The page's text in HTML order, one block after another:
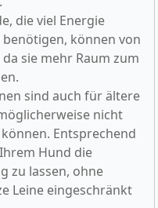
die viel Energie
können von
sie mehr Raum zum
sind auch für ältere
nicht
Entsprechend
Hund die
zu lassen, ohne
Leine eingeschränkt